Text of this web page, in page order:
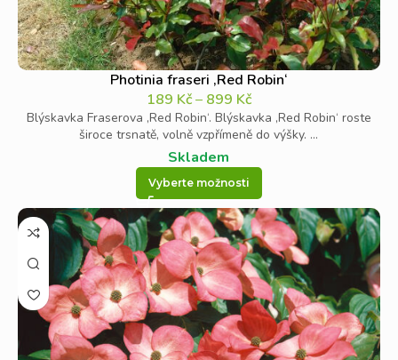
Photinia fraseri ‚Red Robin‘
189 Kč– 899 Kč
Blýskavka Fraserova ‚Red Robin‘. Blýskavka ‚Red Robin‘ roste
široce trsnatě, volně vzpřímeně do výšky. ...
Skladem
Vyberte možnosti